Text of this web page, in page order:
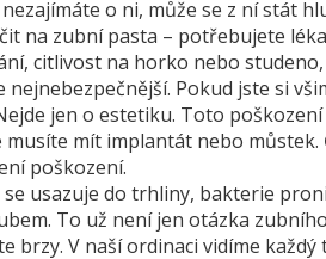
o ni, může se z ní stát
na zubní pasta – potřebujete
citlivost na horko nebo
Pokud jste si
jen o estetiku. Toto
musíte mít implantát nebo
poškození.
usazuje do trhliny, bakterie
To už není jen otázka
brzy. V naší ordinaci vidíme